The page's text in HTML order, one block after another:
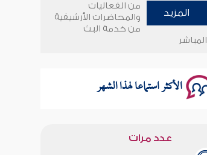
وأمنهم من خوف 9
سلسلة محاضرات نفحات رمضانية
المزيد
من الفعاليات
والمحاضرات الأرشيفية
من خدمة البث
المباشر
الأكثر استماعا لهذا الشهر
عدد مرات